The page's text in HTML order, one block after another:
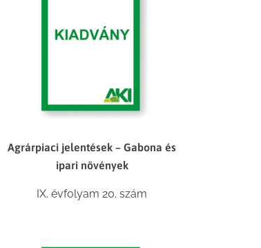
Agrárpiaci jelentések – Gabona és
ipari növények
IX. évfolyam 20. szám